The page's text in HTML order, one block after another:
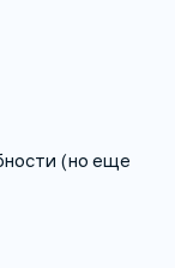
(но еще